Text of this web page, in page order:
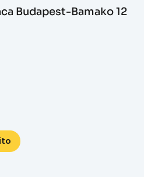
Budapest-Bamako 12